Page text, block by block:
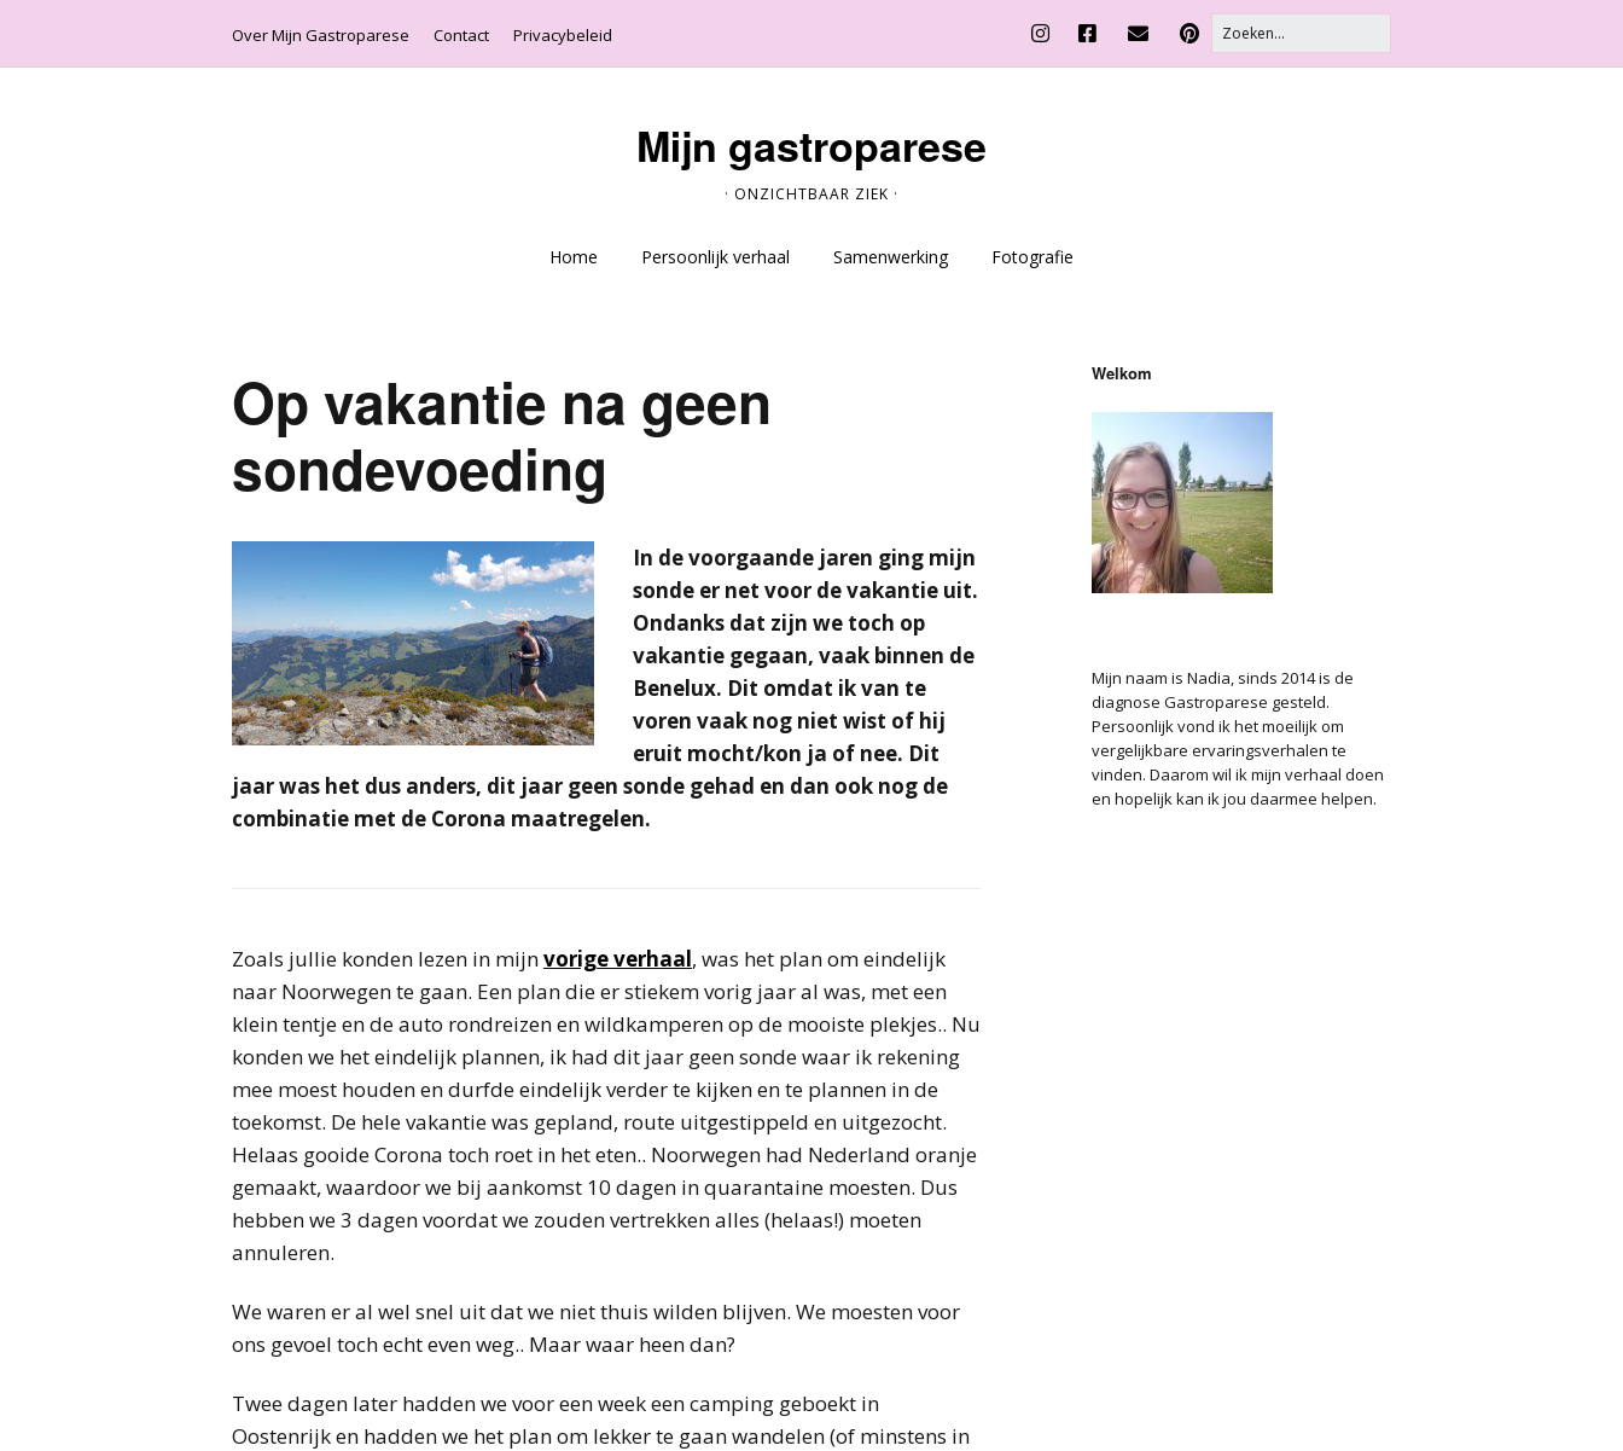
Over Mijn Gastroparese Contact Privacybeleid
Mijn gastroparese
· ONZICHTBAAR ZIEK ·
Home Persoonlijk verhaal Samenwerking Fotografie
Op vakantie na geen
sondevoeding
In de voorgaande jaren ging mijn
sonde er net voor de vakantie uit.
Ondanks dat zijn we toch op
vakantie gegaan, vaak binnen de
Benelux. Dit omdat ikvan te
voren vaak nog niet wist of hij
eruit mocht/kon ja of nee. Dit
jaar was het dus anders, dit jaar geen sonde gehad en dan ook nog de
combinatie met de Corona maatregelen.
Zoals jullie konden lezen in mijnvorige verhaal, was het plan om eindelijk
naar Noorwegen te gaan. Een plan die er stiekem vorig jaar al was, met een
klein tentje en de auto rondreizen en wildkamperen op de mooiste plekjes.. Nu
konden we het eindelijk plannen, ik had dit jaar geen sonde waar ik rekening
mee moest houden en durfde eindelijk verder te kijken en te plannen in de
toekomst. De hele vakantie was gepland, route uitgestippeld en uitgezocht.
Helaas gooide Corona toch roet in het eten.. Noorwegen had Nederland oranje
gemaakt, waardoor we bij aankomst 10 dagen in quarantaine moesten. Dus
hebben we 3 dagen voordat we zouden vertrekken alles (helaas!) moeten
annuleren.
We waren er al wel snel uit dat we niet thuis wilden blijven. We moesten voor
ons gevoel toch echt even weg.. Maar waar heen dan?
Twee dagen later hadden we voor een week een camping geboekt in
Oostenrijk en hadden we het plan om lekker te gaan wandelen (of minstens in
Welkom
Mijn naam is Nadia, sinds 2014 is de
diagnose Gastroparese gesteld.
Persoonlijk vond ik het moeilijk om
vergelijkbare ervaringsverhalen te
vinden. Daarom wil ik mijn verhaal doen
en hopelijk kan ik jou daarmee helpen.